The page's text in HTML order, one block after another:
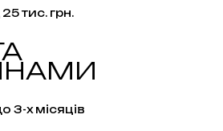
тис. грн.
3-х місяців